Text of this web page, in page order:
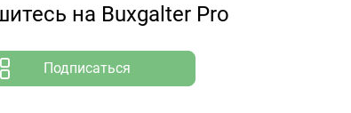
на Buxgalter Pro
Подписаться